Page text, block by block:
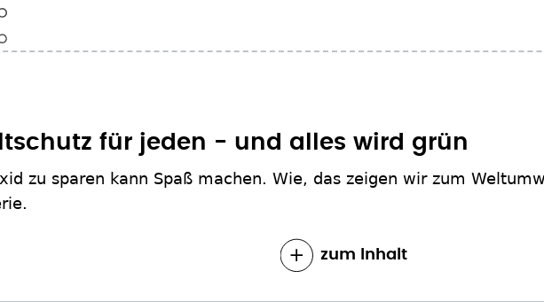
für jeden - und alles wird grün
zu sparen kann Spaß machen. Wie, das zeigen wir zum
zum Inhalt